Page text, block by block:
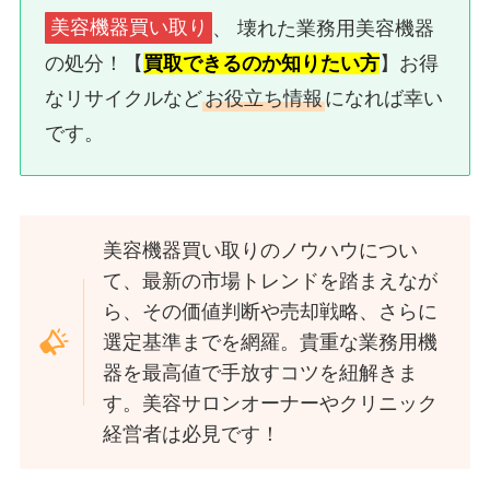
美容機器買い取り 、 壊れた業務用美容機器
の処分！【 買取できるのか知りたい方】お得
なリサイクルなどお役立ち情報になれば幸い
です。
美容機器買い取りのノウハウについ
て、最新の市場トレンドを踏まえなが
ら、その価値判断や売却戦略、さらに
選定基準までを網羅。貴重な業務用機
器を最高値で手放すコツを紐解きま
す。美容サロンオーナーやクリニック
経営者は必見です！